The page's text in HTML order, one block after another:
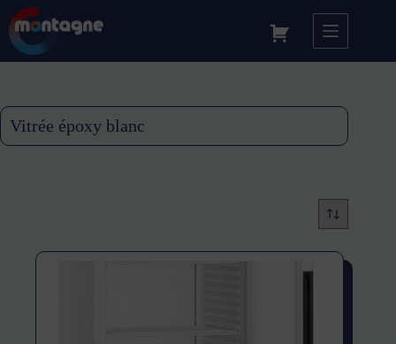
Vitrée époxy blanc